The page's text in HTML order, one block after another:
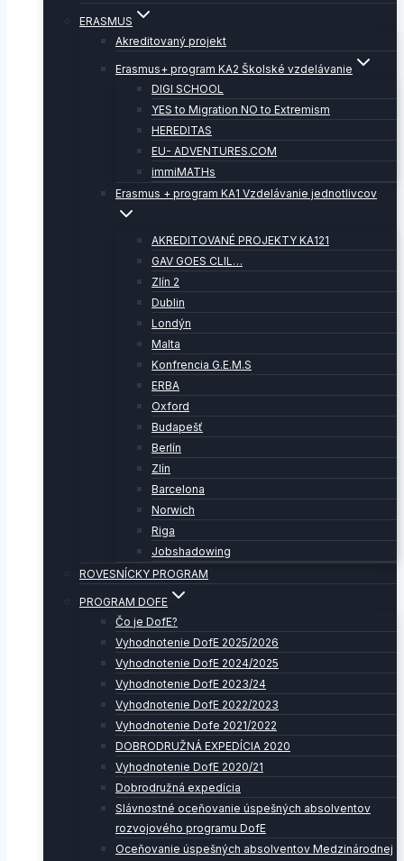
ERASMUS
Akreditovaný projekt
Erasmus+ program KA2 Školské vzdelávanie
DIGI SCHOOL
YES to Migration NO to Extremism
HEREDITAS
EU- ADVENTURES.COM
immiMATHs
Erasmus + program KA1 Vzdelávanie jednotlivcov
AKREDITOVANÉ PROJEKTY KA121
GAV GOES CLIL…
Zlín 2
Dublin
Londýn
Malta
Konfrencia G.E.M.S
ERBA
Oxford
Budapešť
Berlín
Zlín
Barcelona
Norwich
Riga
Jobshadowing
ROVESNÍCKY PROGRAM
PROGRAM DOFE
Čo je DofE?
Vyhodnotenie DofE 2025/2026
Vyhodnotenie DofE 2024/2025
Vyhodnotenie DofE 2023/24
Vyhodnotenie DofE 2022/2023
Vyhodnotenie Dofe 2021/2022
DOBRODRUŽNÁ EXPEDÍCIA 2020
Vyhodnotenie DofE 2020/21
Dobrodružná expedícia
Slávnostné oceňovanie úspešných absolventov
rozvojového programu DofE
Oceňovanie úspešných absolventov Medzinárodnej